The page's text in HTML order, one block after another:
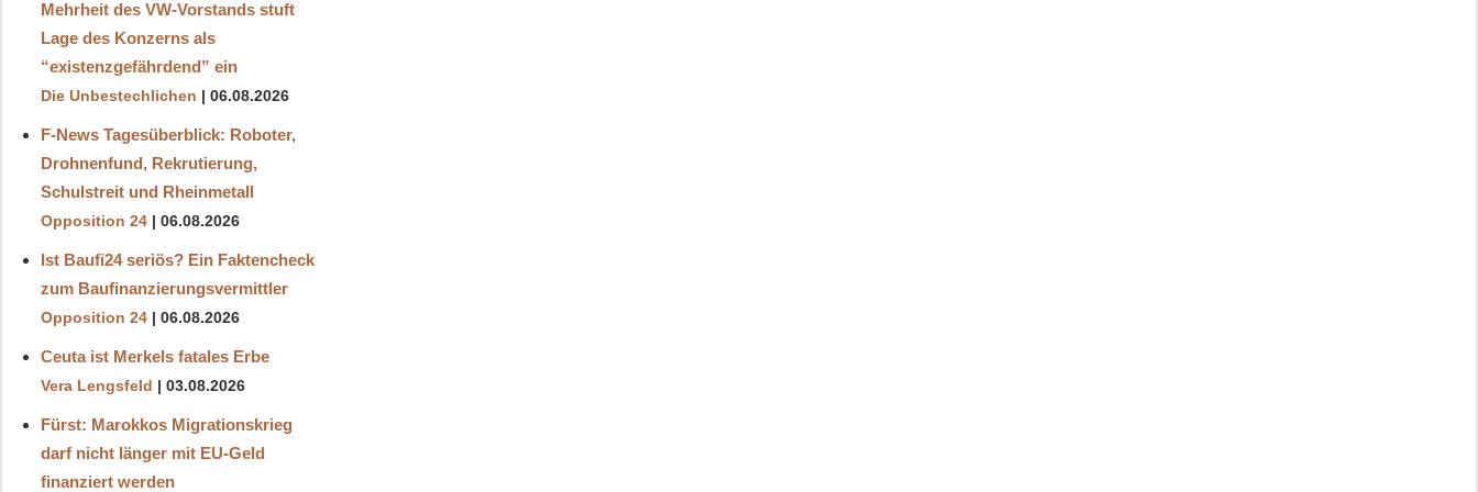
Mehrheit des VW-Vorstands stuft
Lage des Konzerns als
“existenzgefährdend” ein
Die Unbestechlichen 06.08.2026
F-News Tagesüberblick: Roboter,
Drohnenfund, Rekrutierung,
Schulstreit und Rheinmetall
Opposition 24 06.08.2026
Ist Baufi24 seriös? Ein Faktencheck
zum Baufinanzierungsvermittler
Opposition 24 06.08.2026
Ceuta ist Merkels fatales Erbe
Vera Lengsfeld 03.08.2026
Fürst: Marokkos Migrationskrieg
darf nicht länger mit EU-Geld
finanziert werden